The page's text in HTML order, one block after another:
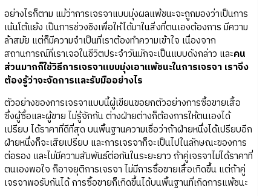
อย่างไรก็ตาม แม้ว่าการเจรจาแบบมุ่งผลแพ้ชนะจะถูกมองว่าเป็นการ
เน้นโต้แย้ง เป็นการช่วงชิงเพื่อให้ได้มาในสิ่งที่ตนเองต้องการ มีความ
ล้าสมัย แต่ก็มีความจำเป็นที่เราต้องทำความเข้าใจ เนื่องจาก
สถานการณ์ที่เราเจอในชีวิตประจำวันมักจะเป็นแบบดังกล่าว และคน
ส่วนมากก็ใช้วิธีการเจรจาแบบมุ่งเอาแพ้ชนะในการเจรจา เราจึง
ต้องรู้ว่าจะจัดการและรับมืออย่างไร
ตัวอย่างของการเจรจาแบบนี้ผู้เขียนขอยกตัวอย่างการซื้อขายเสื้อ
ซึ่งผู้ซื้อและผู้ขาย ไม่รู้จักกัน ต่างฝ่ายต่างก็ต้องการให้ตนเองได้
เปรียบ ได้ราคาที่ดีที่สุด บนพื้นฐานความเชื่อว่าถ้าฝ่ายหนึ่งได้เปรียบอีก
ฝ่ายหนึ่งก็จะเสียเปรียบ และการเจรจาก็จะเป็นไปในลักษณะของการ
ต่อรอง และไม่มีความสัมพันธ์ต่อกันในระยะยาว ถ้าคู่เจรจาไม่ได้ราคาที่
ตนเองพอใจ ก็อาจยุติการเจรจา ไม่มีการซื้อขายเสื้อเกิดขึ้น แต่ถ้าคู่
เจรจาพอรับกันได้ การซื้อขายก็เกิดขึ้นได้บนพื้นฐานที่เกิดการแพ้ชนะ